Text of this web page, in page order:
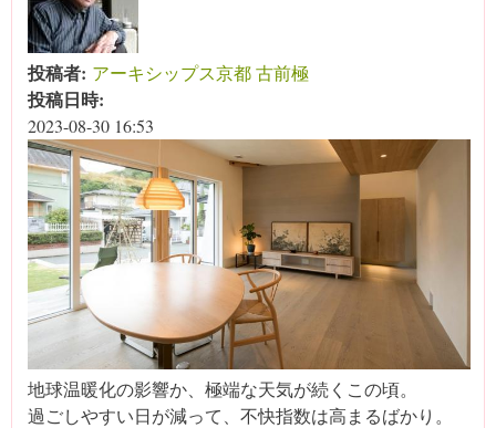
投稿者: アーキシップス京都 古前極
投稿日時:
2023-08-30 16:53
地球温暖化の影響か、極端な天気が続くこの頃。
過ごしやすい日が減って、不快指数は高まるばかり。